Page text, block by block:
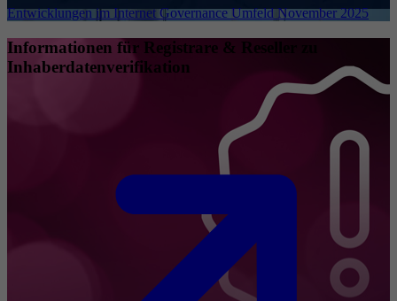
Entwicklungen im Internet Governance Umfeld November 2025
Informationen für Registrare & Reseller zu
Inhaberdatenverifikation